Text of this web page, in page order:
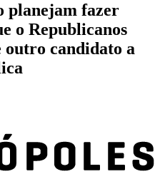
planejam fazer
o Republicanos
outro candidato a